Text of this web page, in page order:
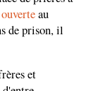
au
de prison, il
et